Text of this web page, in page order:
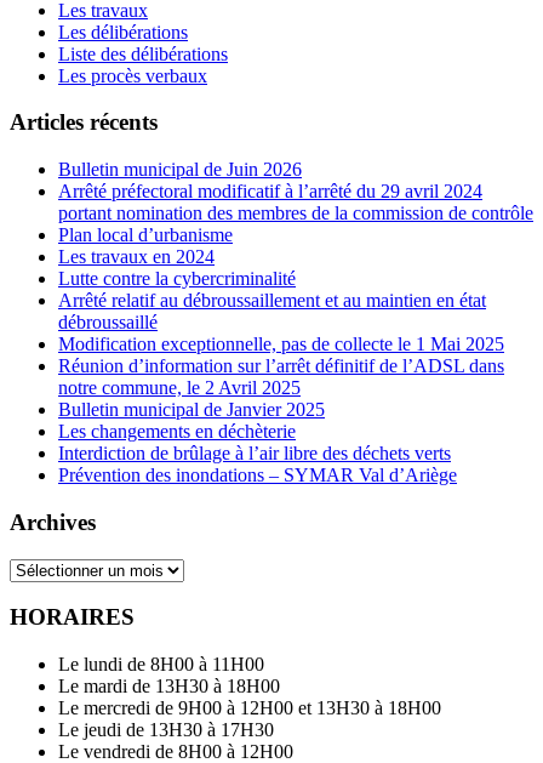
Les travaux
Les délibérations
Liste des délibérations
Les procès verbaux
Articles récents
Bulletin municipal de Juin 2026
Arrêté préfectoral modificatif à l’arrêté du 29 avril 2024
portant nomination des membres de la commission de contrôle
Plan local d’urbanisme
Les travaux en 2024
Lutte contre la cybercriminalité
Arrêté relatif au débroussaillement et au maintien en état
débroussaillé
Modification exceptionnelle, pas de collecte le 1 Mai 2025
Réunion d’information sur l’arrêt définitif de l’ADSL dans
notre commune, le 2 Avril 2025
Bulletin municipal de Janvier 2025
Les changements en déchèterie
Interdiction de brûlage à l’air libre des déchets verts
Prévention des inondations – SYMAR Val d’Ariège
Archives
Archives
HORAIRES
Le lundi de 8H00 à 11H00
Le mardi de 13H30 à 18H00
Le mercredi de 9H00 à 12H00 et 13H30 à 18H00
Le jeudi de 13H30 à 17H30
Le vendredi de 8H00 à 12H00